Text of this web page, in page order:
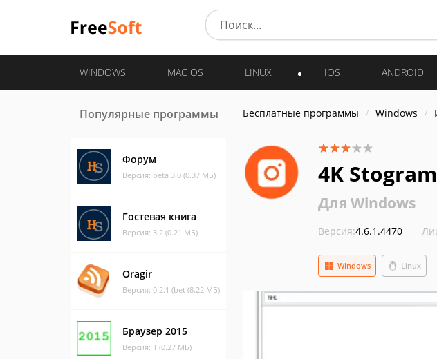
WINDOWS MAC OS LINUX IOS ANDROID
Популярные программы
Форум
Версия: beta 3.0 (0.37 МБ)
Гостевая книга
Версия: 3.2 (0.21 МБ)
Oragir
Версия: 0.2.1 (bet (8.22 МБ)
Браузер 2015
Версия: 1 (0.27 МБ)
Бесплатные программы Windows
4K
Для Windows
Версия:4.6.1.4470
Windows Linux